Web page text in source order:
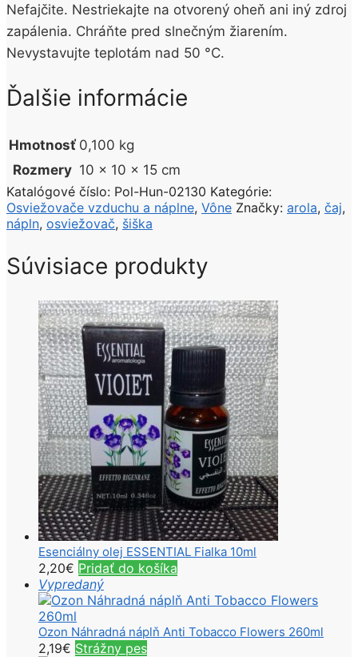
Nefajčite. Nestriekajte na otvorený oheň ani iný zdroj
zapálenia. Chráňte pred slnečným žiarením.
Nevystavujte teplotám nad 50 °C.
Ďalšie informácie
Hmotnosť 0,100 kg
Rozmery 10 × 10 × 15 cm
Katalógové číslo: Pol-Hun-02130 Kategórie:
Osviežovače vzduchu a náplne, Vône Značky: arola, čaj,
nápln, osviežovač, šiška
Súvisiace produkty
Esenciálny olej ESSENTIAL Fialka 10ml
2,20€ Pridať do košíka
Vypredaný
Ozon Náhradná náplň Anti Tobacco Flowers 260ml
2,19€ Strážny pes